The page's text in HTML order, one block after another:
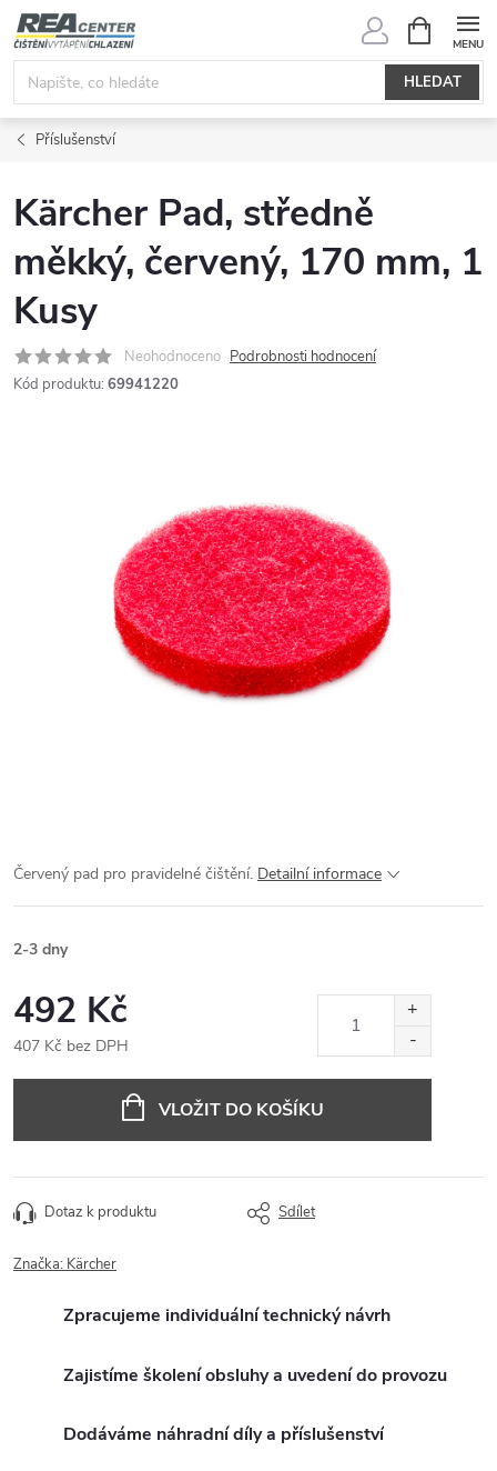
Přejít
na
obsah
HLEDAT
NÁKUPNÍ
KOŠÍK
Příslušenství
Kärcher Pad, středně
měkký, červený, 170 mm, 1
Kusy
Neohodnoceno Podrobnosti hodnocení
Kód produktu: 69941220
Červený pad pro pravidelné čištění. Detailní informace
2-3 dny
492 Kč
407 Kč bez DPH
VLOŽIT DO KOŠÍKU
Dotaz k produktu Sdílet
Značka: Kärcher
Zpracujeme individuální technický návrh
Zajistíme školení obsluhy a uvedení do provozu
Dodáváme náhradní díly a příslušenství